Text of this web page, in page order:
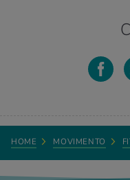
HOME MOVIMENTO